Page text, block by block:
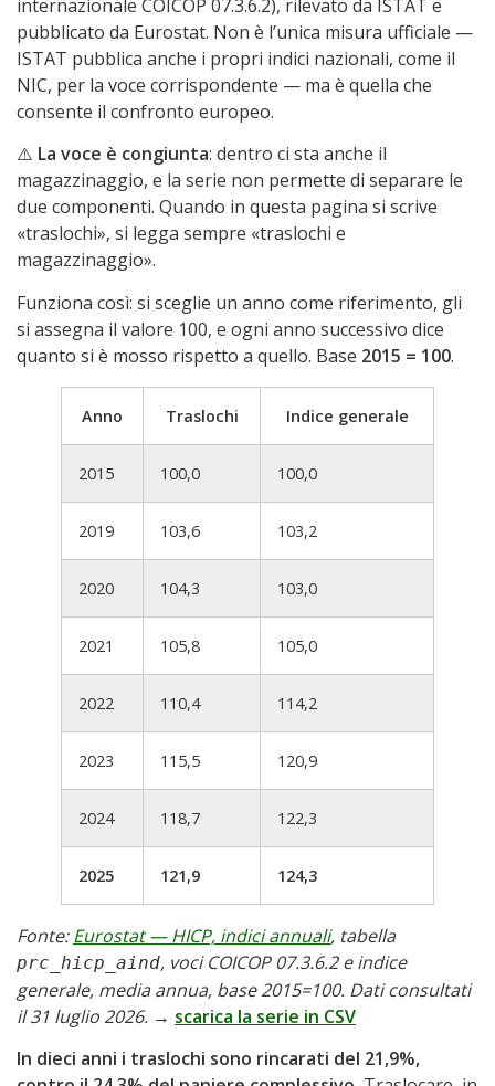
internazionale COICOP 07.3.6.2), rilevato da ISTAT e
pubblicato da Eurostat. Non è l’unica misura ufficiale —
ISTAT pubblica anche i propri indici nazionali, come il
NIC, per la voce corrispondente — ma è quella che
consente il confronto europeo.
⚠️ La voce è congiunta: dentro ci sta anche il
magazzinaggio, e la serie non permette di separare le
due componenti. Quando in questa pagina si scrive
«traslochi», si legga sempre «traslochi e
magazzinaggio».
Funziona così: si sceglie un anno come riferimento, gli
si assegna il valore 100, e ogni anno successivo dice
quanto si è mosso rispetto a quello. Base 2015 = 100.
Anno Traslochi Indice generale
2015 100,0 100,0
2019 103,6 103,2
2020 104,3 103,0
2021 105,8 105,0
2022 110,4 114,2
2023 115,5 120,9
2024 118,7 122,3
2025 121,9 124,3
Fonte:Eurostat — HICP, indici annuali, tabella
prc_hicp_aind, voci COICOP 07.3.6.2 e indice
generale, media annua, base 2015=100. Dati consultati
il 31 luglio 2026. → scarica la serie in CSV
In dieci anni i traslochi sono rincarati del 21,9%,